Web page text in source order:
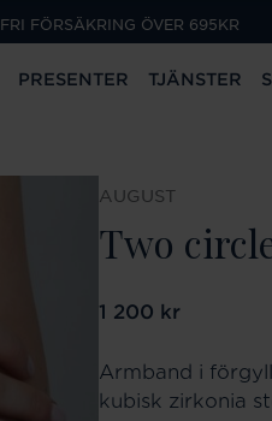
FRI FÖRSÄKRING ÖVER 695KR
PRESENTER TJÄNSTER
AUGUST
Two
Pris:1 200 kr
1 200 kr
Armband i
kubisk zirkonia